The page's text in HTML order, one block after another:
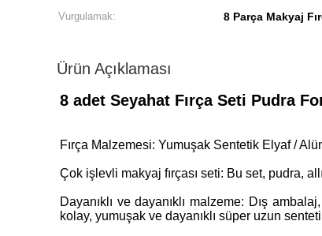
Vurgulamak:
8 Parça Makyaj
Ürün Açıklaması
8 adet Seyahat Fırça Seti Pudra
Fırça Malzemesi: Yumuşak Sentetik Elyaf /
Çok işlevli makyaj fırçası seti: Bu set, pudra,
Dayanıklı ve dayanıklı malzeme: Dış
kolay, yumuşak ve dayanıklı süper uzun